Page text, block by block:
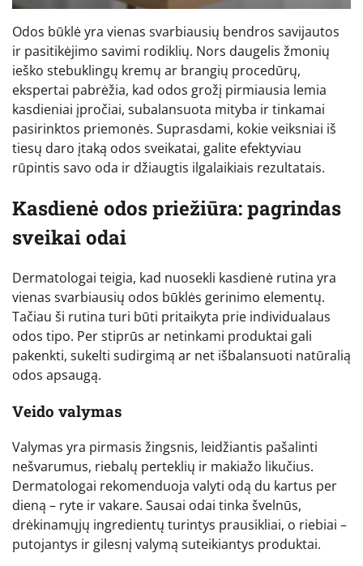
Odos būklė yra vienas svarbiausių bendros savijautos
ir pasitikėjimo savimi rodiklių. Nors daugelis žmonių
ieško stebuklingų kremų ar brangių procedūrų,
ekspertai pabrėžia, kad odos grožį pirmiausia lemia
kasdieniai įpročiai, subalansuota mityba ir tinkamai
pasirinktos priemonės. Suprasdami, kokie veiksniai iš
tiesų daro įtaką odos sveikatai, galite efektyviau
rūpintis savo oda ir džiaugtis ilgalaikiais rezultatais.
Kasdienė odos priežiūra: pagrindas
sveikai odai
Dermatologai teigia, kad nuosekli kasdienė rutina yra
vienas svarbiausių odos būklės gerinimo elementų.
Tačiau ši rutina turi būti pritaikyta prie individualaus
odos tipo. Per stiprūs ar netinkami produktai gali
pakenkti, sukelti sudirgimą ar net išbalansuoti natūralią
odos apsaugą.
Veido valymas
Valymas yra pirmasis žingsnis, leidžiantis pašalinti
nešvarumus, riebalų perteklių ir makiažo likučius.
Dermatologai rekomenduoja valyti odą du kartus per
dieną – ryte ir vakare. Sausai odai tinka švelnūs,
drėkinamųjų ingredientų turintys prausikliai, o riebiai –
putojantys ir gilesnį valymą suteikiantys produktai.